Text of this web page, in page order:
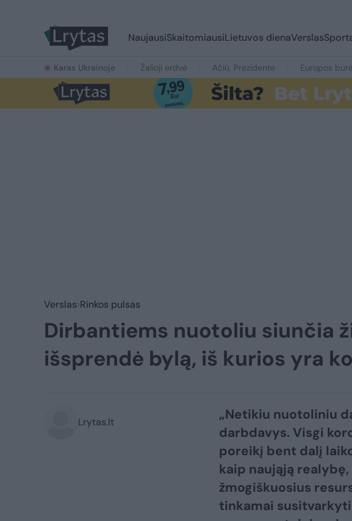
NaujausiSkaitomiausiLietuvos dienaVerslas
Karas Ukrainoje Žalioji erdvė Ačiū, Prezidente Europos
Verslas Rinkos pulsas
Dirbantiems nuotoliu siunčia
išsprendė bylą, iš kurios yra
Lrytas.lt
„Netikiu nuotoliniu
darbdavys. Visgi
poreikį bent dalį
kaip naująją
žmogiškuosius
tinkamai